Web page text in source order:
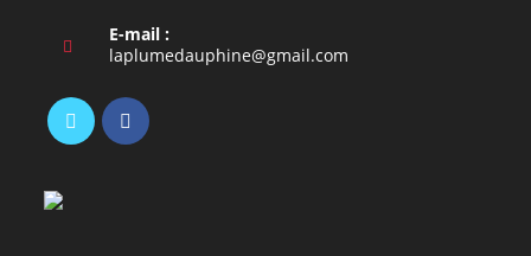
E-mail :
laplumedauphine@gmail.com
dans
un